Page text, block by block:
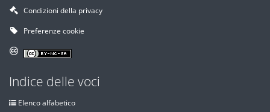
Condizioni della privacy
Preferenze cookie
Indice delle voci
Elenco alfabetico